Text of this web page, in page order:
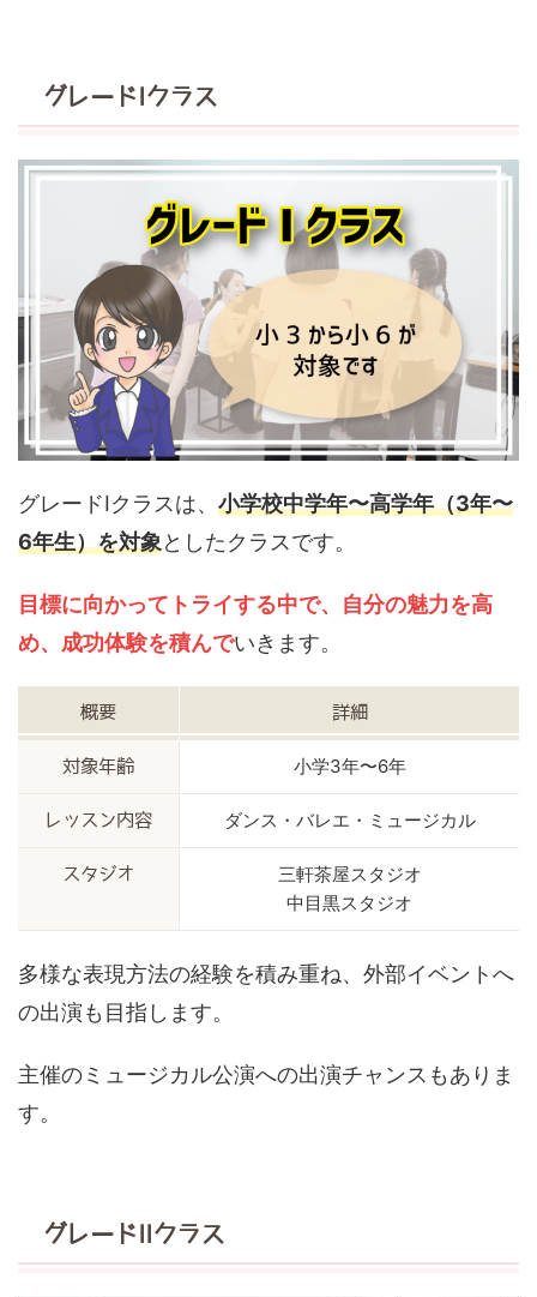
グレードIクラス
グレードIクラスは、 小学校中学年〜高学年（3年〜
6年生）を対象としたクラスです。
目標に向かってトライする中で、自分の魅力を高
め、成功体験を積んでいきます。
概要 詳細
対象年齢 小学3年〜6年
レッスン内容 ダンス・バレエ・ミュージカル
スタジオ
三軒茶屋スタジオ
中目黒スタジオ
多様な表現方法の経験を積み重ね、外部イベントへ
の出演も目指します。
主催のミュージカル公演への出演チャンスもありま
す。
グレードIIクラス